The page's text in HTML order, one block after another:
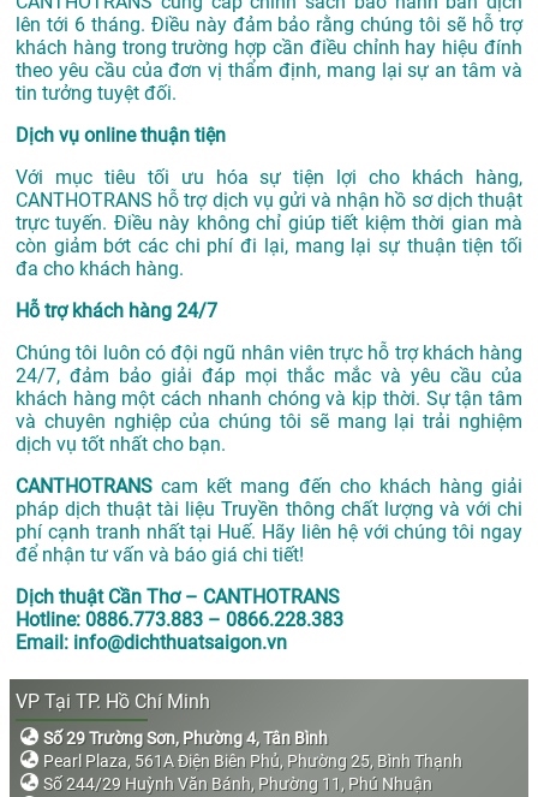
lên tới 6 tháng. Điều này đảm bảo rằng chúng tôi sẽ hỗ trợ
khách hàng trong trường hợp cần điều chỉnh hay hiệu đính
theo yêu cầu của đơn vị thẩm định, mang lại sự an tâm và
tin tưởng tuyệt đối.
Dịch vụ online thuận tiện
Với mục tiêu tối ưu hóa sự tiện lợi cho khách hàng,
CANTHOTRANS hỗ trợ dịch vụ gửi và nhận hồ sơ dịch thuật
trực tuyến. Điều này không chỉ giúp tiết kiệm thời gian mà
còn giảm bớt các chi phí đi lại, mang lại sự thuận tiện tối
đa cho khách hàng.
Hỗ trợ khách hàng 24/7
Chúng tôi luôn có đội ngũ nhân viên trực hỗ trợ khách hàng
24/7, đảm bảo giải đáp mọi thắc mắc và yêu cầu của
khách hàng một cách nhanh chóng và kịp thời. Sự tận tâm
và chuyên nghiệp của chúng tôi sẽ mang lại trải nghiệm
dịch vụ tốt nhất cho bạn.
CANTHOTRANS cam kết mang đến cho khách hàng giải
pháp dịch thuật tài liệu Truyền thông chất lượng và với chi
phí cạnh tranh nhất tại Huế. Hãy liên hệ với chúng tôi ngay
để nhận tư vấn và báo giá chi tiết!
Dịch thuật Cần Thơ – CANTHOTRANS
Hotline: 0886.773.883 – 0866.228.383
Email: info@dichthuatsaigon.vn
VP Tại TP. Hồ Chí Minh
Số 29 Trường Sơn, Phường 4, Tân Bình
Pearl Plaza, 561A Điện Biên Phủ, Phường 25, Bình Thạnh
Số 244/29 Huỳnh Văn Bánh, Phường 11, Phú Nhuận